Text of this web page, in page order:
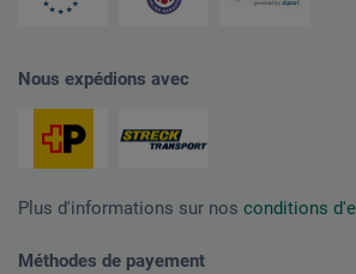
Nous expédions avec
Plus d'informations sur nos conditions
Méthodes de payement